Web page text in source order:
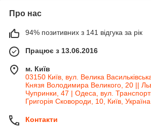
Про нас
94% позитивних з 141 відгука за рік
Працює з 13.06.2016
м. Київ
03150 Київ, вул. Велика
Князя Володимира Великого, 20 ||
Чупринки, 47 | Одеса, вул.
Григорія Сковороди, 10, Київ, Україна
Контакти